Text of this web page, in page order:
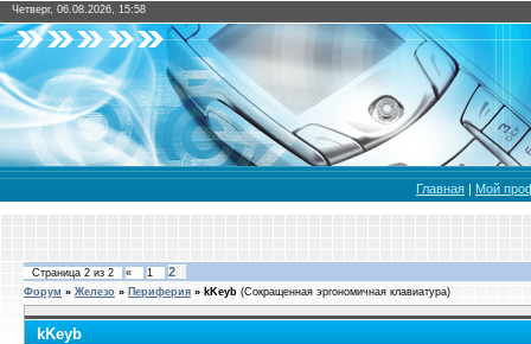
Четверг, 06.08.2026, 15:58
Главная | Мой
Страница 2 из 2 « 1 2
Форум » Железо » Периферия » kKeyb (Сокращенная эргономичная клавиатура)
kKeyb